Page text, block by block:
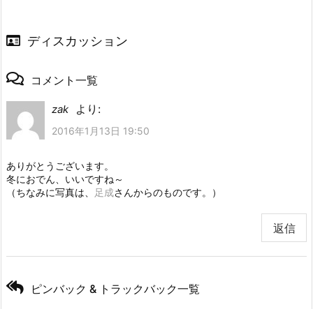
ディスカッション
コメント一覧
zak より:
2016年1月13日 19:50
ありがとうございます。
冬におでん、いいですね～
（ちなみに写真は、 足成さんからのものです。）
返信
ピンバック & トラックバック一覧